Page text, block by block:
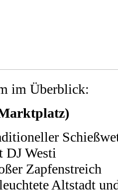
im Überblick:
DJ Westi
Zapfenstreich
Altstadt